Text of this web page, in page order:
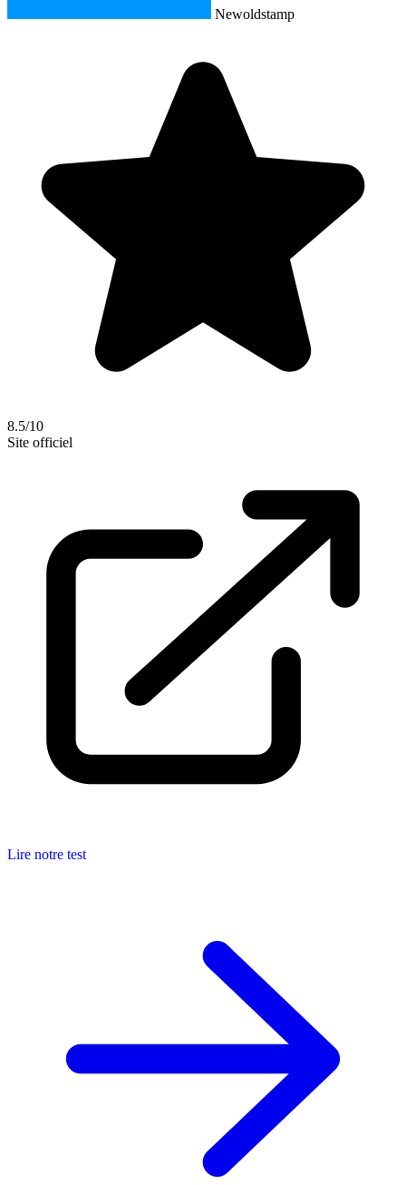
Newoldstamp
8.5/10
Site officiel
Lire notre test